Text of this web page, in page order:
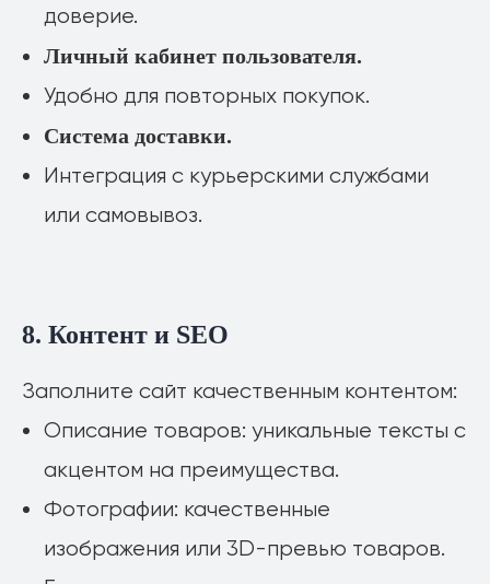
доверие.
Личный кабинет пользователя.
Удобно для повторных покупок.
Система доставки.
Интеграция с курьерскими службами
или самовывоз.
8. Контент и SEO
Заполните сайт качественным контентом:
Описание товаров: уникальные тексты с
акцентом на преимущества.
Фотографии: качественные
изображения или 3D-превью товаров.
Давайте сделаем что-то
удивительное вместе